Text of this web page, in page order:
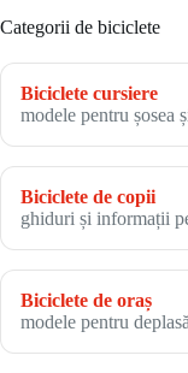
Categorii de biciclete
Biciclete cursiere
modele pentru șosea
Biciclete de copii
ghiduri și informații
Biciclete de oraș
modele pentru